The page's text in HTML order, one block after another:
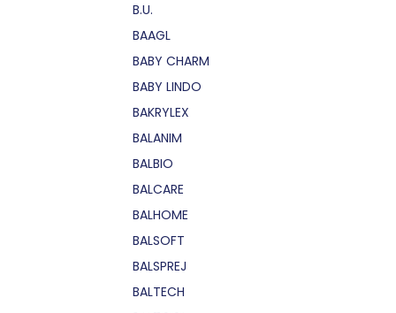
B.U.
BAAGL
BABY CHARM
BABY LINDO
BAKRYLEX
BALANIM
BALBIO
BALCARE
BALHOME
BALSOFT
BALSPREJ
BALTECH